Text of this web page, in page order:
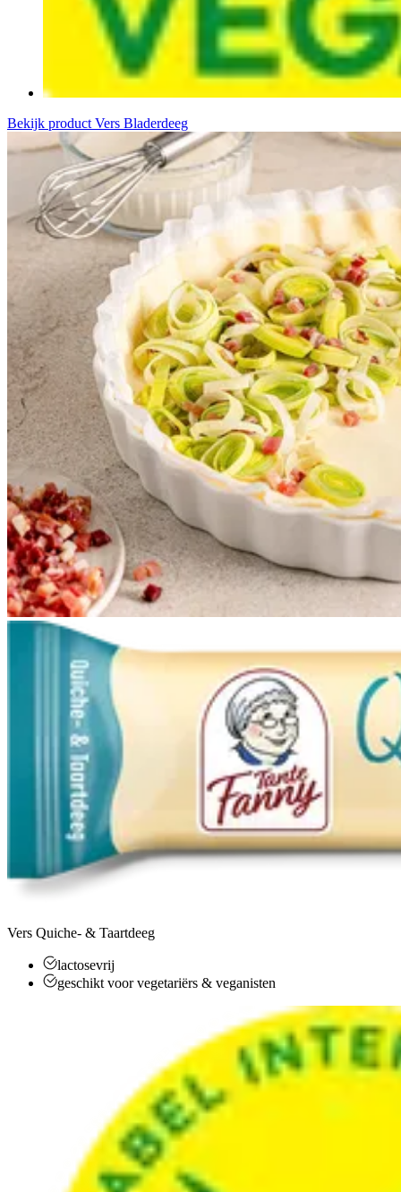
Bekijk product Vers Bladerdeeg
Vers Quiche- & Taartdeeg
lactosevrij
geschikt voor vegetariërs & veganisten